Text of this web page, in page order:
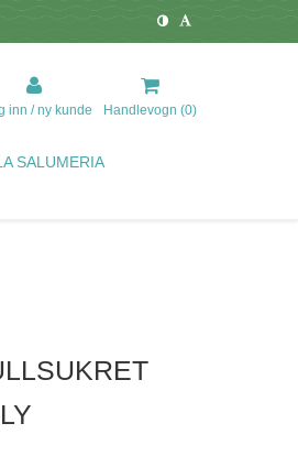
inn / ny kunde Handlevogn (0)
SALUMERIA